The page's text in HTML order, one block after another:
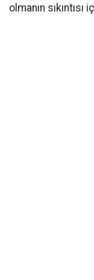
olmanın sıkıntısı